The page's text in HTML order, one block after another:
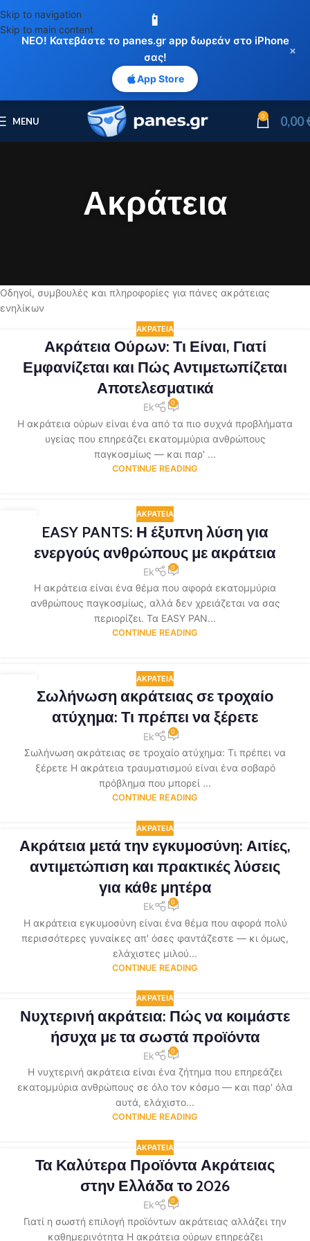
📱
ΝΕΟ! Κατεβάστε το panes.gr app δωρεάν στο iPhone
σας!
App Store
×
Skip to navigation
Skip to main content
MENU 0 0,00
Ακράτεια
Οδηγοί, συμβουλές και πληροφορίες για πάνες ακράτειας
ενηλίκων
ΑΚΡΆΤΕΙΑ
Ακράτεια Ούρων: Τι Είναι, Γιατί
Εμφανίζεται και Πώς Αντιμετωπίζεται
Αποτελεσματικά
Ek 0
Η ακράτεια ούρων είναι ένα από τα πιο συχνά προβλήματα
υγείας που επηρεάζει εκατομμύρια ανθρώπους
παγκοσμίως — και παρ' ...
CONTINUE READING
ΑΚΡΆΤΕΙΑ
EASY PANTS: Η έξυπνη λύση για
ενεργούς ανθρώπους με ακράτεια
Ek 0
Η ακράτεια είναι ένα θέμα που αφορά εκατομμύρια
ανθρώπους παγκοσμίως, αλλά δεν χρειάζεται να σας
περιορίζει. Τα EASY PAN...
CONTINUE READING
ΑΚΡΆΤΕΙΑ
Σωλήνωση ακράτειας σε τροχαίο
ατύχημα: Τι πρέπει να ξέρετε
Ek 0
Σωλήνωση ακράτειας σε τροχαίο ατύχημα: Τι πρέπει να
ξέρετε Η ακράτεια τραυματισμού είναι ένα σοβαρό
πρόβλημα που μπορεί ...
CONTINUE READING
ΑΚΡΆΤΕΙΑ
Ακράτεια μετά την εγκυμοσύνη: Αιτίες,
αντιμετώπιση και πρακτικές λύσεις
για κάθε μητέρα
Ek 0
Η ακράτεια εγκυμοσύνη είναι ένα θέμα που αφορά πολύ
περισσότερες γυναίκες απ' όσες φαντάζεστε — κι όμως,
ελάχιστες μιλού...
CONTINUE READING
ΑΚΡΆΤΕΙΑ
Νυχτερινή ακράτεια: Πώς να κοιμάστε
ήσυχα με τα σωστά προϊόντα
Ek 0
Η νυχτερινή ακράτεια είναι ένα ζήτημα που επηρεάζει
εκατομμύρια ανθρώπους σε όλο τον κόσμο — και παρ' όλα
αυτά, ελάχιστο...
CONTINUE READING
ΑΚΡΆΤΕΙΑ
Τα Καλύτερα Προϊόντα Ακράτειας
στην Ελλάδα το 2026
Ek 0
Γιατί η σωστή επιλογή προϊόντων ακράτειας αλλάζει την
καθημερινότητα Η ακράτεια ούρων επηρεάζει